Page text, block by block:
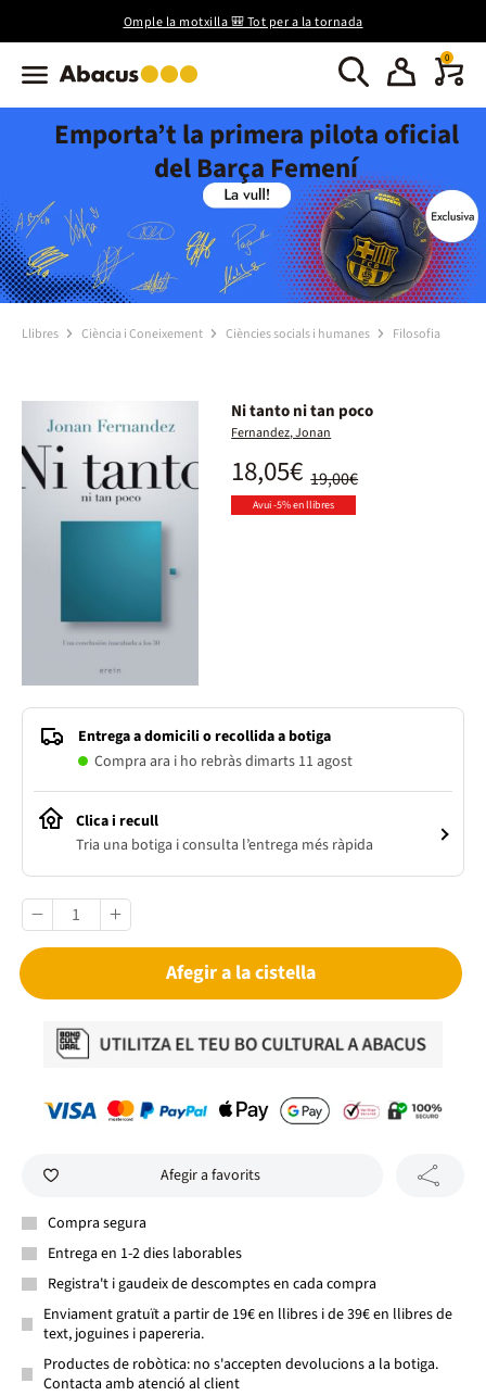
Omple la motxilla 🎒 Tot per a la tornada
0
Emporta’t la primera pilota oficial
del Barça Femení
Llibres Ciència i Coneixement Ciències socials i humanes Filosofia
Ni tanto ni tan poco
Fernandez, Jonan
19,00€
18,05€
Avui -5% en llibres
Entrega a domicili o recollida a botiga
Compra ara i ho rebràs dimarts 11 agost
Clica i recull
Tria una botiga i consulta l’entrega més ràpida
Afegir a la cistella
Afegir a favorits
Compra segura
Entrega en 1-2 dies laborables
Registra't i gaudeix de descomptes en cada compra
Enviament gratuït a partir de 19€ en llibres i de 39€ en llibres de
text, joguines i papereria.
Productes de robòtica: no s'accepten devolucions a la botiga.
Contacta amb atenció al client